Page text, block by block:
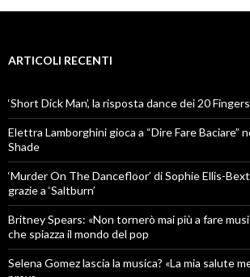
ARTICOLI RECENTI
‘Short Dick Man’, la risposta dance dei 20
Elettra Lamborghini gioca a “Dire Fare Baciare”
Shade
‘Murder On The Dancefloor’ di Sophie Ellis-
grazie a ‘Saltburn’
Britney Spears: «Non tornerò mai più a fare
che spiazza il mondo del pop
Selena Gomez lascia la musica? «La mia salute